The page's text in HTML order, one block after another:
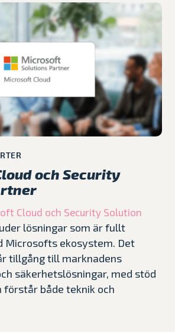
tekniska
och stöd som möter
och medarbetarnas behov.
och förvaltning samt
så att ni får ut
era satsningar.
och Security
Cloud och Security Solution
lösningar som är fullt
Microsofts ekosystem. Det
tillgång till marknadens
säkerhetslösningar, med stöd
förstår både teknik och